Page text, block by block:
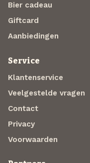
Bier cadeau
Giftcard
Aanbiedingen
Service
Klantenservice
Veelgestelde vragen
Contact
Privacy
Voorwaarden